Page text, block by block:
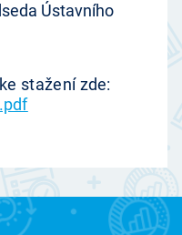
Ústavního
stažení zde: